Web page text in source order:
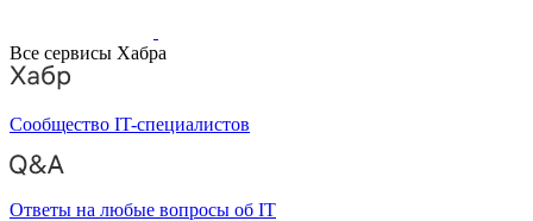
Все сервисы Хабра
Сообщество IT-специалистов
Ответы на любые вопросы об IT